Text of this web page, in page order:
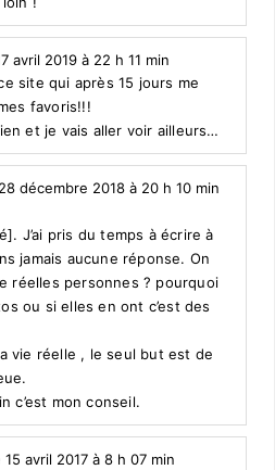
avril 2019 à 22 h 11 min
site qui après 15 jours me
favoris!!!
et je vais aller voir ailleurs…
décembre 2018 à 20 h 10 min
J’ai pris du temps à écrire à
jamais aucune réponse. On
réelles personnes ? pourquoi
ou si elles en ont c’est des
vie réelle , le seul but est de
c’est mon conseil.
15 avril 2017 à 8 h 07 min